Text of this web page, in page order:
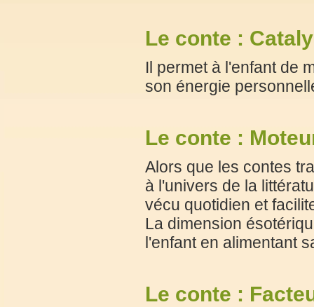
Le conte :
Il permet à l'enfant de
son énergie
Le conte :
Alors que les contes
à l'univers de la
vécu quotidien et
La dimension
l'enfant en alimentant
Le conte :